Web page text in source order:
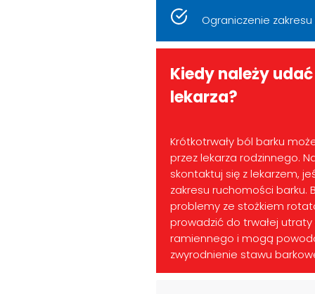
Ograniczenie
Kiedy należy
lekarza?
Krótkotrwały ból barku
przez lekarza rodzinnego.
skontaktuj się z lekarzem,
zakresu ruchomości barku.
problemy ze stożkiem
prowadzić do trwałej
ramiennego i mogą
zwyrodnienie stawu